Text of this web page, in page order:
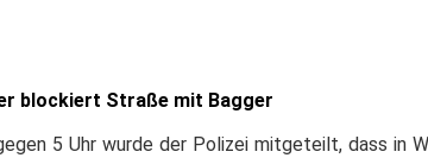
blockiert Straße mit Bagger
5 Uhr wurde der Polizei mitgeteilt, dass in